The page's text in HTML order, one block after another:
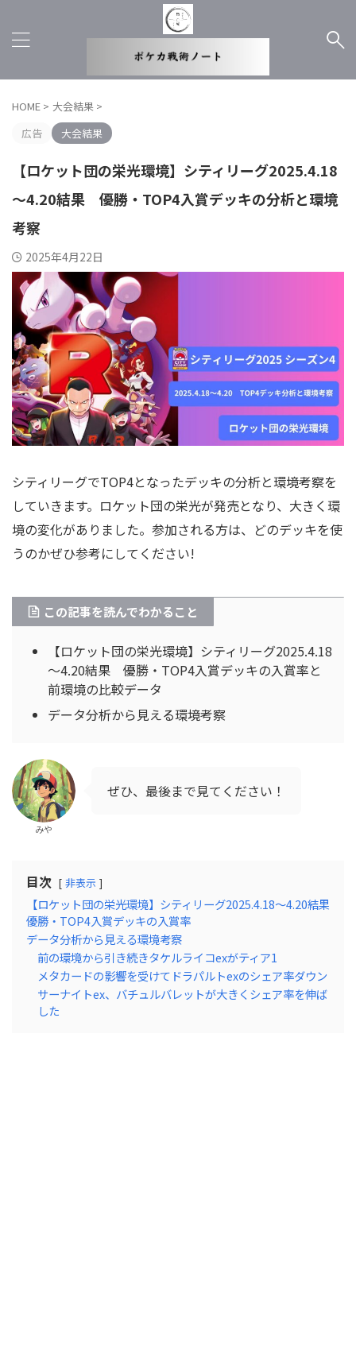
HOME > 大会結果 >
広告
大会結果
【ロケット団の栄光環境】シティリーグ2025.4.18
～4.20結果 優勝・TOP4入賞デッキの分析と環境
考察
2025年4月22日
シティリーグでTOP4となったデッキの分析と環境考察を
していきます。ロケット団の栄光が発売となり、大きく環
境の変化がありました。参加される方は、どのデッキを使
うのかぜひ参考にしてください!
この記事を読んでわかること
【ロケット団の栄光環境】シティリーグ2025.4.18
～4.20結果 優勝・TOP4入賞デッキの入賞率と
前環境の比較データ
データ分析から見える環境考察
みや
ぜひ、最後まで見てください！
目次 非表示
【ロケット団の栄光環境】シティリーグ2025.4.18～4.20結果
優勝・TOP4入賞デッキの入賞率
データ分析から見える環境考察
前の環境から引き続きタケルライコexがティア1
メタカードの影響を受けてドラパルトexのシェア率ダウン
サーナイトex、バチュルバレットが大きくシェア率を伸ば
した